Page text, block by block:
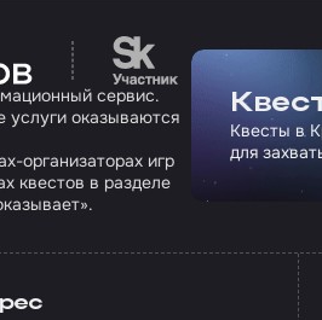
Перейти на сайт
сервис.
услуги оказываются
организаторах игр
квестов в разделе
Квесты в
для